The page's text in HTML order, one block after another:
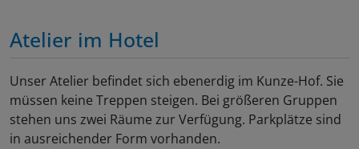
Atelier im Hotel
Unser Atelier befindet sich ebenerdig im Kunze-Hof. Sie
müssen keine Treppen steigen. Bei größeren Gruppen
stehen uns zwei Räume zur Verfügung. Parkplätze sind
in ausreichender Form vorhanden.